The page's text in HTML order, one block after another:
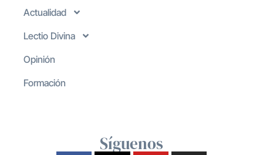
Actualidad
Lectio Divina
Opinión
Formación
Síguenos